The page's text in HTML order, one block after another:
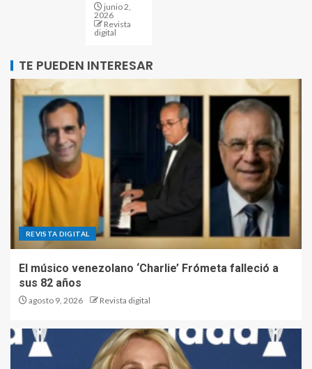
junio 2,
2026
Revista
digital
TE PUEDEN INTERESAR
REVISTA DIGITAL
El músico venezolano ‘Charlie’ Frómeta falleció a
sus 82 años
agosto 9, 2026 Revista digital